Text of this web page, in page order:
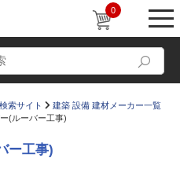
0
索サイト
建築 設備 建材メーカー一覧
(ルーバー工事)
ー工事)